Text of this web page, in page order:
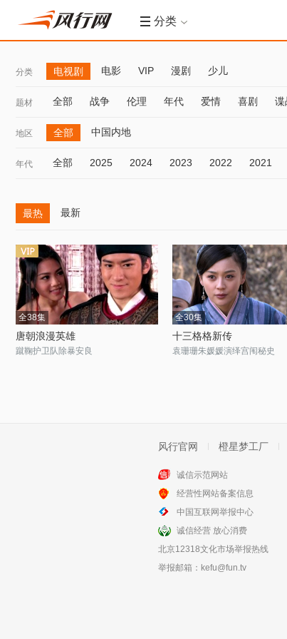
分类
分类 电视剧 电影 VIP 漫剧 少儿
题材 全部 战争 伦理 年代 爱情 喜剧 谍
地区 全部 中国内地
年代 全部 2025 2024 2023 2022 2021
最热 最新
全38集
唐朝浪漫英雄
蹴鞠护卫队除暴安良
全30集
十三格格新传
袁珊珊朱媛媛演绎宫闱秘史
风行官网 橙星梦工厂
诚信示范网站
经营性网站备案信息
中国互联网举报中心
诚信经营 放心消费
北京12318文化市场举报热线
举报邮箱： kefu@fun.tv